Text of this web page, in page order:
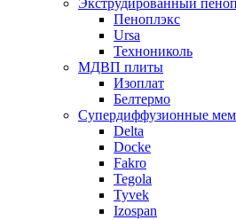
Экструдированный
Пеноплэкс
Ursa
Технониколь
МДВП плиты
Изоплат
Белтермо
Супердиффузионные
Delta
Docke
Fakro
Tegola
Tyvek
Izospan